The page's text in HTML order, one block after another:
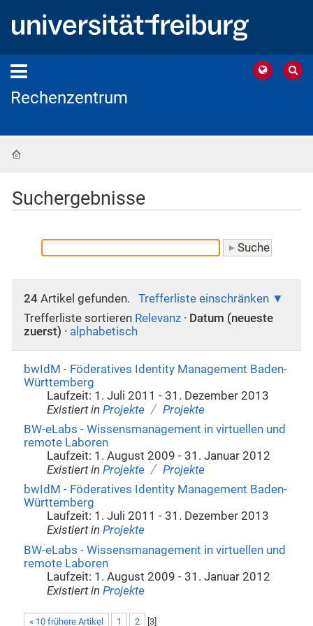
Rechenzentrum
Suchergebnisse
24Artikel gefunden.
Trefferliste einschränken
Trefferliste sortieren Relevanz · Datum (neueste
zuerst) · alphabetisch
bwIdM - Föderatives Identity Management Baden-
Württemberg
Laufzeit: 1. Juli 2011 - 31. Dezember 2013
Existiert in Projekte / Projekte
BW-eLabs - Wissensmanagement in virtuellen und
remote Laboren
Laufzeit: 1. August 2009 - 31. Januar 2012
Existiert in Projekte / Projekte
bwIdM - Föderatives Identity Management Baden-
Württemberg
Laufzeit: 1. Juli 2011 - 31. Dezember 2013
Existiert in Projekte
BW-eLabs - Wissensmanagement in virtuellen und
remote Laboren
Laufzeit: 1. August 2009 - 31. Januar 2012
Existiert in Projekte
« 10 frühere Artikel 1 2 3]